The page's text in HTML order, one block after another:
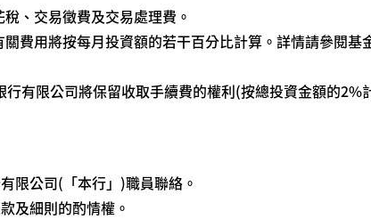
、交易徵費及交易處理費。
關費用將按每月投資額的若干百分比計算。詳情請參閱
有限公司將保留收取手續費的權利(按總投資金額的2%
限公司(「本行」)職員聯絡。
及細則的酌情權。